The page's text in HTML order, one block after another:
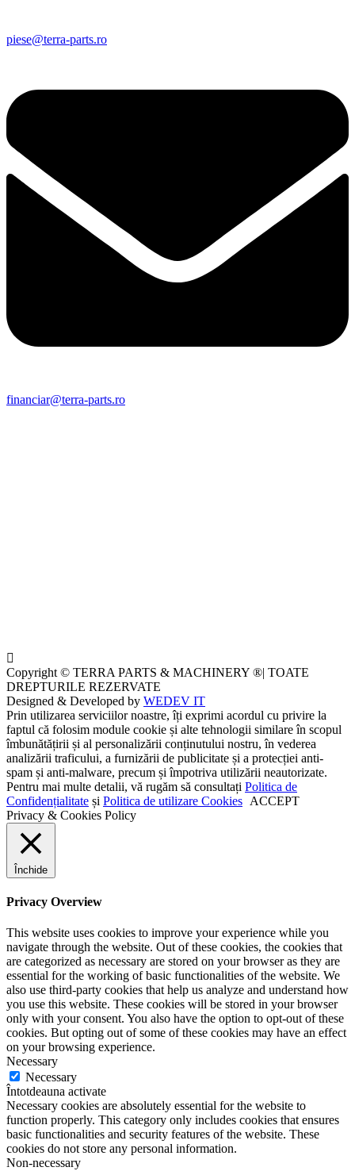
piese@terra-parts.ro
financiar@terra-parts.ro
Copyright © TERRA PARTS & MACHINERY ®| TOATE
DREPTURILE REZERVATE
Designed & Developed by WEDEV IT
Prin utilizarea serviciilor noastre, îți exprimi acordul cu privire la
faptul că folosim module cookie și alte tehnologii similare în scopul
îmbunătățirii și al personalizării conținutului nostru, în vederea
analizării traficului, a furnizării de publicitate și a protecției anti-
spam și anti-malware, precum și împotriva utilizării neautorizate.
Pentru mai multe detalii, vă rugăm să consultați Politica de
Confidențialitate și Politica de utilizare Cookies ACCEPT
Privacy & Cookies Policy
Închide
Privacy Overview
This website uses cookies to improve your experience while you
navigate through the website. Out of these cookies, the cookies that
are categorized as necessary are stored on your browser as they are
essential for the working of basic functionalities of the website. We
also use third-party cookies that help us analyze and understand how
you use this website. These cookies will be stored in your browser
only with your consent. You also have the option to opt-out of these
cookies. But opting out of some of these cookies may have an effect
on your browsing experience.
Necessary
Necessary
Întotdeauna activate
Necessary cookies are absolutely essential for the website to
function properly. This category only includes cookies that ensures
basic functionalities and security features of the website. These
cookies do not store any personal information.
Non-necessary